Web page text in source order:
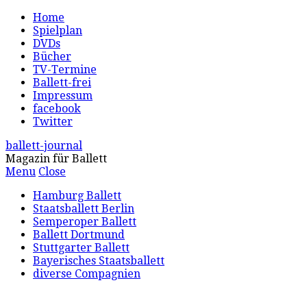
Home
Spielplan
DVDs
Bücher
TV-Termine
Ballett-frei
Impressum
facebook
Twitter
ballett-journal
Magazin für Ballett
Menu Close
Hamburg Ballett
Staatsballett Berlin
Semperoper Ballett
Ballett Dortmund
Stuttgarter Ballett
Bayerisches Staatsballett
diverse Compagnien